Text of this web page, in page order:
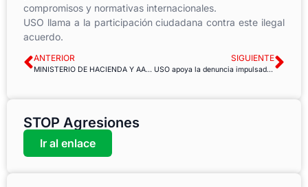
compromisos y normativas internacionales.
USO llama a la participación ciudadana contra este ilegal
acuerdo.
ANTERIOR
MINISTERIO DE HACIENDA Y AAPP. Resueltos los concursos General y Específico
SIGUIENTE
USO apoya la denuncia impulsada por CEAR contra la Comisión Europea por el acuerdo UE-Turquía
STOP Agresiones
Ir al enlace